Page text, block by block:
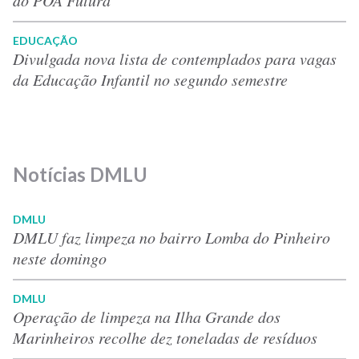
EDUCAÇÃO
Divulgada nova lista de contemplados para vagas
da Educação Infantil no segundo semestre
Notícias DMLU
DMLU
DMLU faz limpeza no bairro Lomba do Pinheiro
neste domingo
DMLU
Operação de limpeza na Ilha Grande dos
Marinheiros recolhe dez toneladas de resíduos